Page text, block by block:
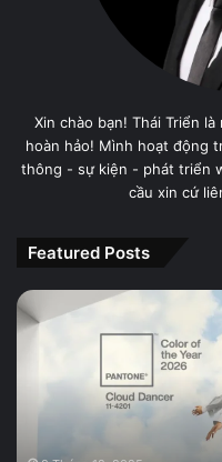
Xin chào bạn! Thái Triển
hoàn hảo! Mình hoạt động
thông - sự kiện - phát triển
cầu xin cứ
Featured Posts
PANTONE
11-
Màu